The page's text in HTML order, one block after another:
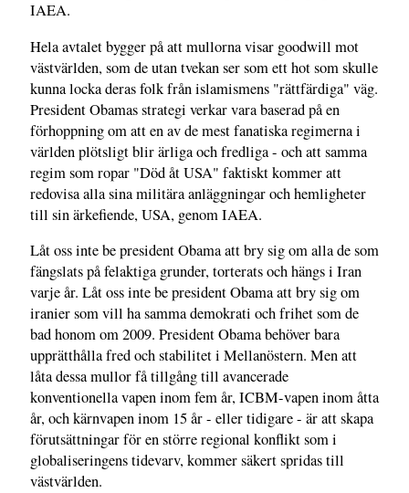
IAEA.
Hela avtalet bygger på att mullorna visar goodwill mot
västvärlden, som de utan tvekan ser som ett hot som skulle
kunna locka deras folk från islamismens "rättfärdiga" väg.
President Obamas strategi verkar vara baserad på en
förhoppning om att en av de mest fanatiska regimerna i
världen plötsligt blir ärliga och fredliga - och att samma
regim som ropar "Död åt USA" faktiskt kommer att
redovisa alla sina militära anläggningar och hemligheter
till sin ärkefiende, USA, genom IAEA.
Låt oss inte be president Obama att bry sig om alla de som
fängslats på felaktiga grunder, torterats och hängs i Iran
varje år. Låt oss inte be president Obama att bry sig om
iranier som vill ha samma demokrati och frihet som de
bad honom om 2009. President Obama behöver bara
upprätthålla fred och stabilitet i Mellanöstern. Men att
låta dessa mullor få tillgång till avancerade
konventionella vapen inom fem år, ICBM-vapen inom åtta
år, och kärnvapen inom 15 år - eller tidigare - är att skapa
förutsättningar för en större regional konflikt som i
globaliseringens tidevarv, kommer säkert spridas till
västvärlden.